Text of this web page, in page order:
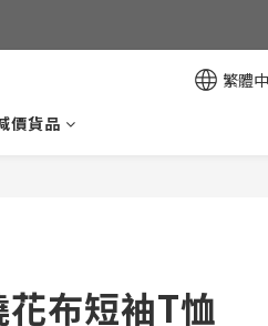
繁體
價貨品
花布短袖T恤